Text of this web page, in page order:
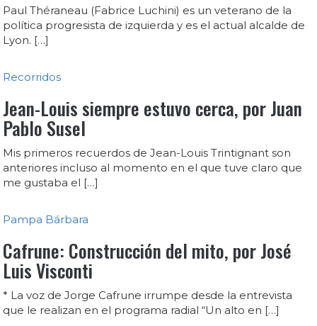
Paul Théraneau (Fabrice Luchini) es un veterano de la
política progresista de izquierda y es el actual alcalde de
Lyon. […]
Recorridos
Jean-Louis siempre estuvo cerca, por Juan
Pablo Susel
Mis primeros recuerdos de Jean-Louis Trintignant son
anteriores incluso al momento en el que tuve claro que
me gustaba el […]
Pampa Bárbara
Cafrune: Construcción del mito, por José
Luis Visconti
* La voz de Jorge Cafrune irrumpe desde la entrevista
que le realizan en el programa radial “Un alto en […]